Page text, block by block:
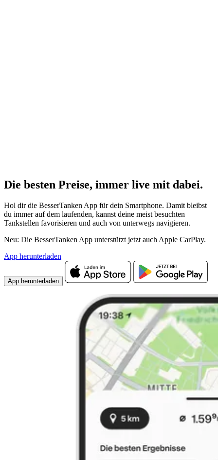
Die besten Preise, immer live mit dabei.
Hol dir die BesserTanken App für dein Smartphone. Damit bleibst
du immer auf dem laufenden, kannst deine meist besuchten
Tankstellen favorisieren und auch von unterwegs navigieren.
Neu: Die BesserTanken App unterstützt jetzt auch Apple CarPlay.
App herunterladen
App herunterladen